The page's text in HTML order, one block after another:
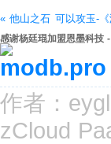
« 他山之石 可以攻玉-《
感谢杨廷琨加盟恩墨科技
作者：
zCloud